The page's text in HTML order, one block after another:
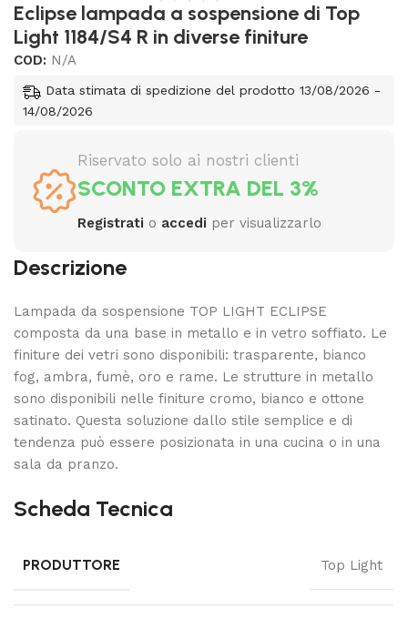
Eclipse lampada a sospensione di Top
Light 1184/S4 R in diverse finiture
COD: N/A
Data stimata di spedizione del prodotto 13/08/2026 -
14/08/2026
Riservato solo ai nostri clienti
SCONTO EXTRA DEL 3%
Registrati o accedi per visualizzarlo
Descrizione
Lampada da sospensione TOP LIGHT ECLIPSE
composta da una base in metallo e in vetro soffiato. Le
finiture dei vetri sono disponibili: trasparente, bianco
fog, ambra, fumè, oro e rame. Le strutture in metallo
sono disponibili nelle finiture cromo, bianco e ottone
satinato. Questa soluzione dallo stile semplice e di
tendenza può essere posizionata in una cucina o in una
sala da pranzo.
Scheda Tecnica
PRODUTTORE Top Light